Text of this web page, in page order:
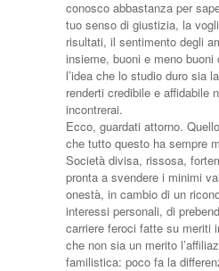
conosco abbastanza per
tuo senso di giustizia, la
risultati, il sentimento degli
insieme, buoni e meno
l’idea che lo studio duro sia
renderti credibile e affidabile
incontrerai.
Ecco, guardati attorno.
che tutto questo ha sempre
Società divisa, rissosa,
pronta a svendere i minimi
onestà, in cambio di un
interessi personali, di
carriere feroci fatte su meriti
che non sia un merito
familistica: poco fa la